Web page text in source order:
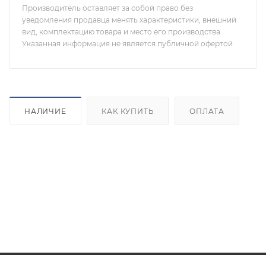
Производитель оставляет за собой право без
уведомления продавца менять характеристики, внешний
вид, комплектацию товара и место его производства.
Указанная информация не является публичной офертой
НАЛИЧИЕ КАК КУПИТЬ ОПЛАТА